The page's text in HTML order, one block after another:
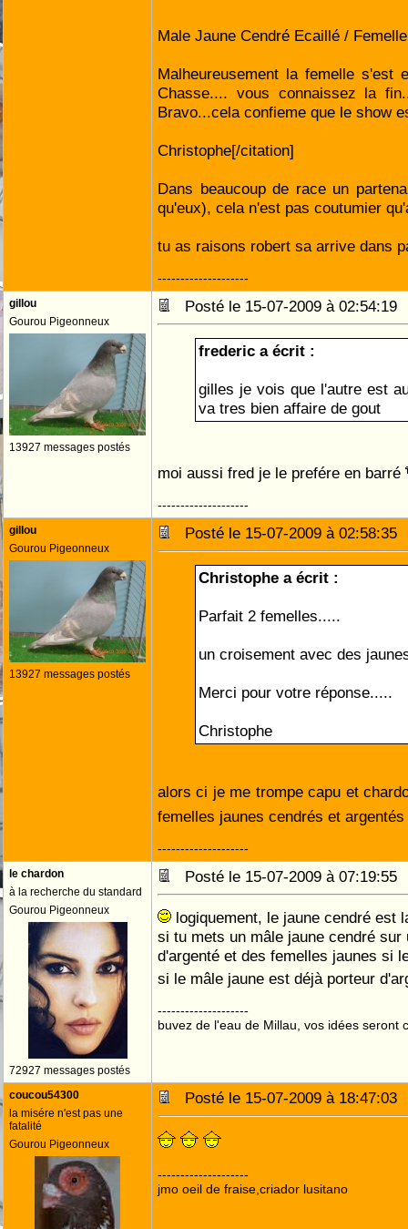
Male Jaune Cendré Ecaillé /
Malheureusement la femelle s'est
Chasse.... vous connaissez la
Bravo...cela confieme que le show
Christophe[/citation]
Dans beaucoup de race un
qu'eux), cela n'est pas coutumier
tu as raisons robert sa arrive dans
--------------------
gillou
Gourou Pigeonneux
13927 messages postés
Posté le 15-07-2009 à
frederic a écrit :
gilles je vois que l'autre est
va tres bien affaire de gout
moi aussi fred je le prefére en barré
--------------------
gillou
Gourou Pigeonneux
13927 messages postés
Posté le 15-07-2009 à
Christophe a écrit :
Parfait 2 femelles.....
un croisement avec des
Merci pour votre réponse.....
Christophe
alors ci je me trompe capu et
femelles jaunes cendrés et
--------------------
le chardon
à la recherche du standard
Gourou Pigeonneux
72927 messages postés
Posté le 15-07-2009 à
logiquement, le jaune cendré est
si tu mets un mâle jaune cendré
d'argenté et des femelles jaunes si
si le mâle jaune est déjà porteur
--------------------
buvez de l'eau de Millau, vos idées seront
coucou54300
la misére n'est pas une
fatalité
Gourou Pigeonneux
Posté le 15-07-2009 à
--------------------
jmo oeil de fraise,criador lusitano